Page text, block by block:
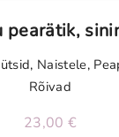
pearätik,
, Naistele,
Rõivad
23,00 €